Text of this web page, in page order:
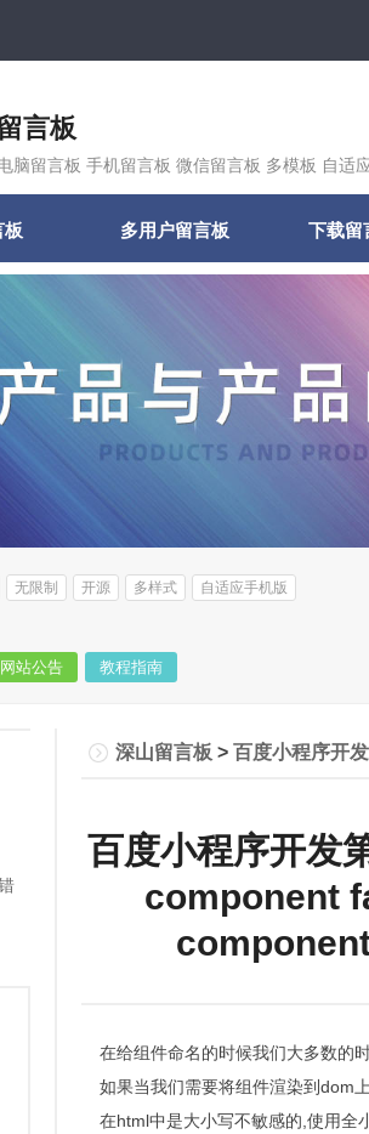
言板
脑留言板 手机留言板 微信留言板 多模板 自适
板 多用户留言板 下载留
无限制 开源 多样式 自适应手机版
网站公告 教程指南
深山留言板 > 百度小程序开发
百度小程序开发
component
在给组件命名的时候我们大多数的
如果当我们需要将组件渲染到dom
在html中是大小写不敏感的,使用全